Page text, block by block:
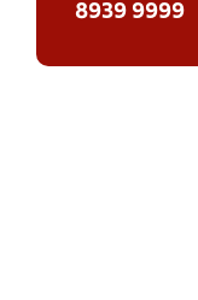
8939 9999